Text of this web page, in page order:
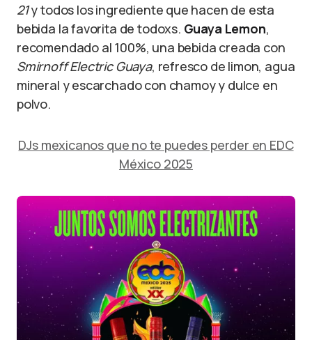
21y todos los ingrediente que hacen de esta
bebida la favorita de todoxs. Guaya Lemon,
recomendado al 100%, una bebida creada con
Smirnoff Electric Guaya, refresco de limon, agua
mineral y escarchado con chamoy y dulce en
polvo.
DJs mexicanos que no te puedes perder en EDC
México 2025